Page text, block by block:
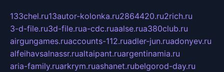
133chel.ru13autor-kolonka.ru2864420.ru2rich.ru
3-d-file.ru3d-file.rua-cdc.ruaalse.rua380club.ru
airgungames.ruaccounts-112.ruadler-jun.ruadonyev.ru
alfeihavsalnassr.rualtaipant.ruargentinamia.ru
aria-family.ruarkrym.ruashanet.rubelgorod-day.ru